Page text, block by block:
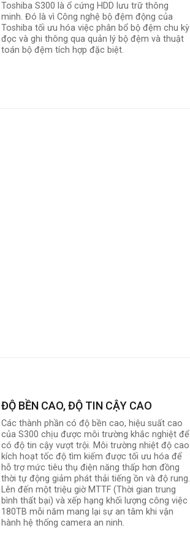
Toshiba S300 là ổ cứng HDD lưu trữ thông
minh. Đó là vì Công nghệ bộ đệm động của
Toshiba tối ưu hóa việc phân bổ bộ đệm chu kỳ
đọc và ghi thông qua quản lý bộ đệm và thuật
toán bộ đệm tích hợp đặc biệt.
ĐỘ BỀN CAO, ĐỘ TIN CẬY CAO
Các thành phần có độ bền cao, hiệu suất cao
của S300 chịu được môi trường khắc nghiệt để
có độ tin cậy vượt trội. Môi trường nhiệt độ cao
kích hoạt tốc độ tìm kiếm được tối ưu hóa để
hỗ trợ mức tiêu thụ điện năng thấp hơn đồng
thời tự động giảm phát thải tiếng ồn và độ rung.
Lên đến một triệu giờ MTTF (Thời gian trung
bình thất bại) và xếp hạng khối lượng công việc
180TB mỗi năm mang lại sự an tâm khi vận
hành hệ thống camera an ninh.